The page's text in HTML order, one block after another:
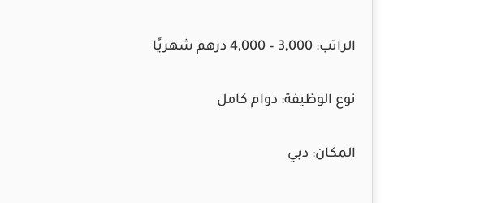
الراتب:
نوع الوظيفة: دوام كامل
المكان: دبي